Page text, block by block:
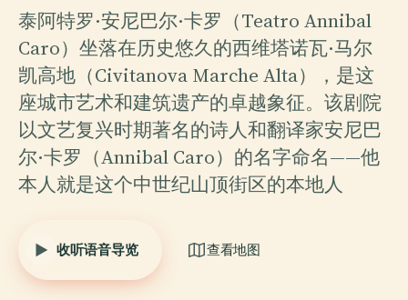
泰阿特罗·安尼巴尔·卡罗（Teatro Annibal
Caro）坐落在历史悠久的西维塔诺瓦·马尔
凯高地（Civitanova Marche Alta），是这
座城市艺术和建筑遗产的卓越象征。该剧院
以文艺复兴时期著名的诗人和翻译家安尼巴
尔·卡罗（Annibal Caro）的名字命名——他
本人就是这个中世纪山顶街区的本地人
收听语音导览 查看地图